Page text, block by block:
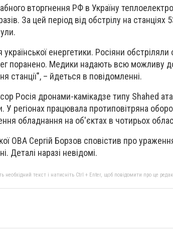
вторгнення РФ в Україну
За цей період від обстрілу на станціях
енергетики. Росіяни обстріляли
поранено. Медики надають всю можливу
станції", – йдеться в повідомленні.
Росія дронами-камікадзе типу Shahed
У регіонах працювала протиповітряна
обладнання на об'єктах в чотирьох
ОВА Сергій Борзов сповістив про
Деталі наразі невідомі.
текст і натисніть Ctrl + Enter, щоб повідомити про це